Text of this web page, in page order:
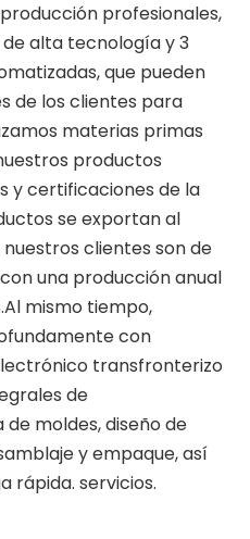
profesionales,
de alta tecnología y 3
que pueden
de los clientes para
materias primas
productos
y certificaciones de la
se exportan al
clientes son de
una producción anual
mismo tiempo,
con
transfronterizo
de
moldes, diseño de
y empaque, así
rápida. servicios.